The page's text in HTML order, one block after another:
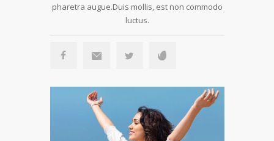
pharetra augue.Duis mollis, est non commodo
luctus.